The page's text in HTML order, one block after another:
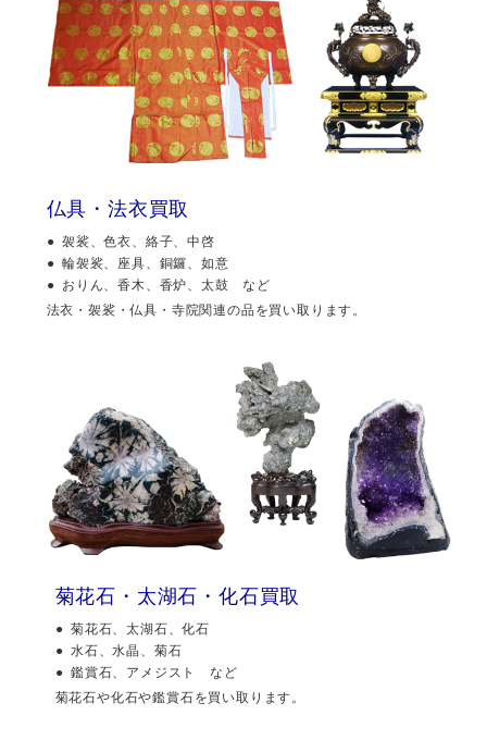
仏具・法衣買取
袈裟、色衣、絡子、中啓
輪袈裟、座具、銅鑼、如意
おりん、香木、香炉、太鼓 など
法衣・袈裟・仏具・寺院関連の品を買い取ります。
菊花石・太湖石・化石買取
菊花石、太湖石、化石
水石、水晶、菊石
鑑賞石、アメジスト など
菊花石や化石や鑑賞石を買い取ります。